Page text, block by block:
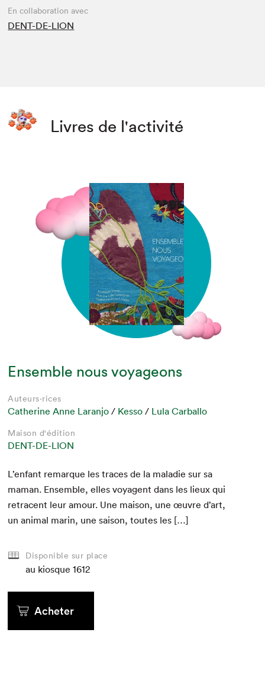
En collaboration avec
DENT-DE-LION
Livres de l'activité
Ensemble nous voyageons
Auteurs·rices
Catherine Anne Laranjo / Kesso / Lula Carballo
Maison d'édition
DENT-DE-LION
L’enfant remar­que les traces de la mal­adie sur sa
maman. Ensem­ble, elles voy­a­gent dans les lieux qui
retra­cent leur amour. Une mai­son, une œuvre d’art,
un ani­mal marin, une sai­son, toutes les […]
Disponible sur place
au kiosque 1612
Acheter